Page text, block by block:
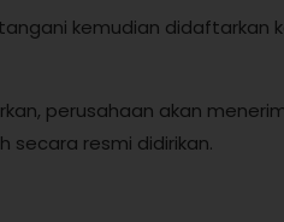
kemudian didaftarkan
perusahaan akan
secara resmi didirikan.